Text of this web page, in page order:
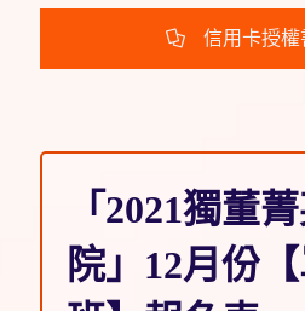
信用卡授權
「2021獨董
院」12月份